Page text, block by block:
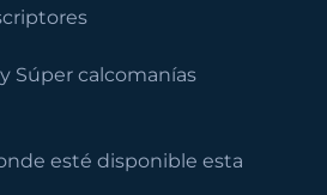
Súper calcomanías
esté disponible esta